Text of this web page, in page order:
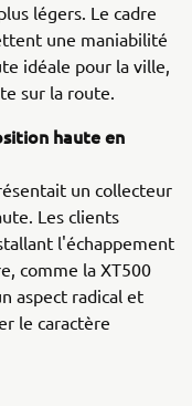
légers. Le cadre
une maniabilité
idéale pour la ville,
sur la route.
haute en
un collecteur
Les clients
l'échappement
comme la XT500
aspect radical et
le caractère